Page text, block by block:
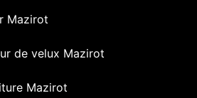
Mazirot
de velux Mazirot
Mazirot